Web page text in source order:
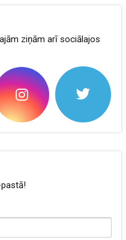
ziņām arī sociālajos